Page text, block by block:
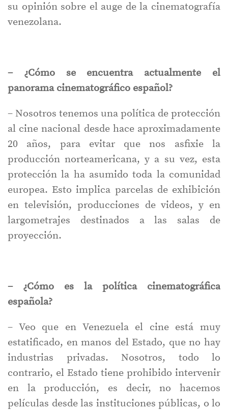
su opinión sobre el auge de la cinematografía
venezolana.
– ¿Cómo se encuentra actualmente el
panorama cinematográfico español?
– Nosotros tenemos una política de protección
al cine nacional desde hace aproximadamente
20 años, para evitar que nos asfixie la
producción norteamericana, y a su vez, esta
protección la ha asumido toda la comunidad
europea. Esto implica parcelas de exhibición
en televisión, producciones de videos, y en
largometrajes destinados a las salas de
proyección.
– ¿Cómo es la política cinematográfica
española?
– Veo que en Venezuela el cine está muy
estatificado, en manos del Estado, que no hay
industrias privadas. Nosotros, todo lo
contrario, el Estado tiene prohibido intervenir
en la producción, es decir, no hacemos
películas desde las instituciones públicas, o lo